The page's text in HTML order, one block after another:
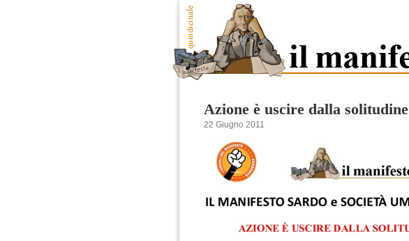
Azione è uscire dalla solitudine
22 Giugno 2011